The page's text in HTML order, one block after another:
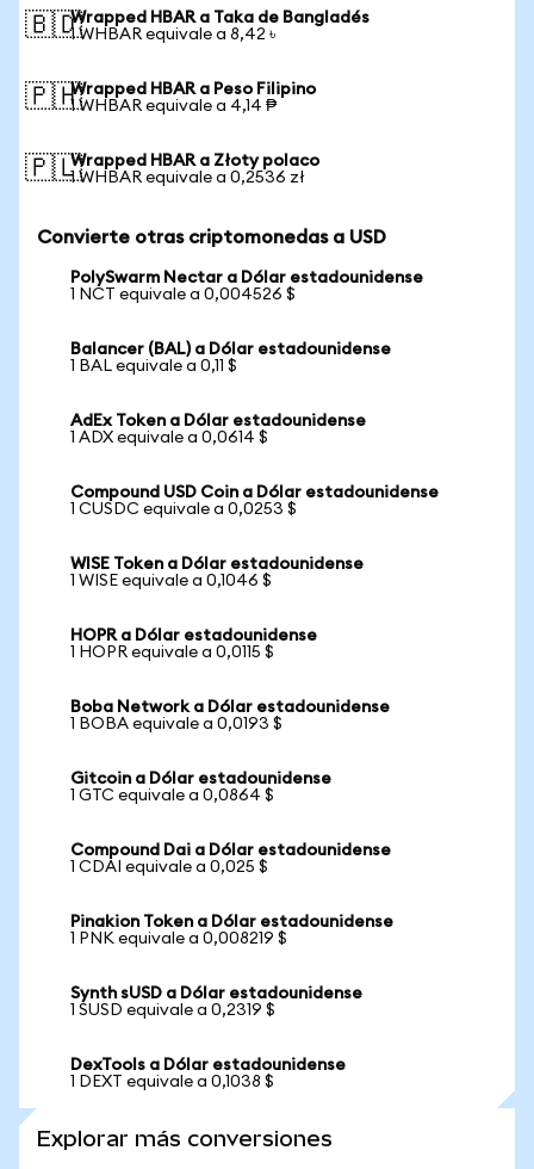
🇧🇩Wrapped HBAR a Taka de Bangladés
1 WHBAR equivale a 8,42 ৳
🇵🇭Wrapped HBAR a Peso Filipino
1 WHBAR equivale a 4,14 ₱
🇵🇱Wrapped HBAR a Złoty polaco
1 WHBAR equivale a 0,2536 zł
Convierte otras criptomonedas a USD
PolySwarm Nectar a Dólar estadounidense
1 NCT equivale a 0,004526 $
Balancer (BAL) a Dólar estadounidense
1 BAL equivale a 0,11 $
AdEx Token a Dólar estadounidense
1 ADX equivale a 0,0614 $
Compound USD Coin a Dólar estadounidense
1 CUSDC equivale a 0,0253 $
WISE Token a Dólar estadounidense
1 WISE equivale a 0,1046 $
HOPR a Dólar estadounidense
1 HOPR equivale a 0,0115 $
Boba Network a Dólar estadounidense
1 BOBA equivale a 0,0193 $
Gitcoin a Dólar estadounidense
1 GTC equivale a 0,0864 $
Compound Dai a Dólar estadounidense
1 CDAI equivale a 0,025 $
Pinakion Token a Dólar estadounidense
1 PNK equivale a 0,008219 $
Synth sUSD a Dólar estadounidense
1 SUSD equivale a 0,2319 $
DexTools a Dólar estadounidense
1 DEXT equivale a 0,1038 $
Explorar más conversiones